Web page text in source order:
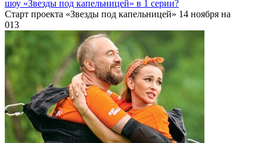
шоу «Звезды под капельницей» в 1 серии?
Старт проекта «Звезды под капельницей» 14 ноября на
013